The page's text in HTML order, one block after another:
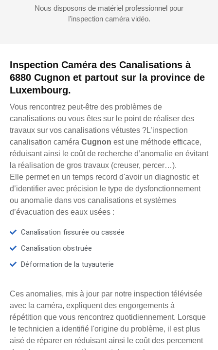
Inspection Caméra des Canalisations à
6880 Cugnon et partout sur la province de
Luxembourg.
Vous rencontrez peut-être des problèmes de
canalisations ou vous êtes sur le point de réaliser des
travaux sur vos canalisations vétustes ?L’inspection
canalisation caméra Cugnon est une méthode efficace,
réduisant ainsi le coût de recherche d’anomalie en évitant
la réalisation de gros travaux (creuser, percer…).
Elle permet en un temps record d'avoir un diagnostic et
d’identifier avec précision le type de dysfonctionnement
ou anomalie dans vos canalisations et systèmes
d’évacuation des eaux usées :
Canalisation fissurée ou cassée
Canalisation obstruée
Déformation de la tuyauterie
Ces anomalies, mis à jour par notre inspection télévisée
avec la caméra, expliquent des engorgements à
répétition que vous rencontrez quotidiennement. Lorsque
le technicien a identifié l'origine du problème, il est plus
aisé de réparer en réduisant ainsi le coût des percement
Nous disposons de matériel professionnel pour
l'inspection caméra vidéo.